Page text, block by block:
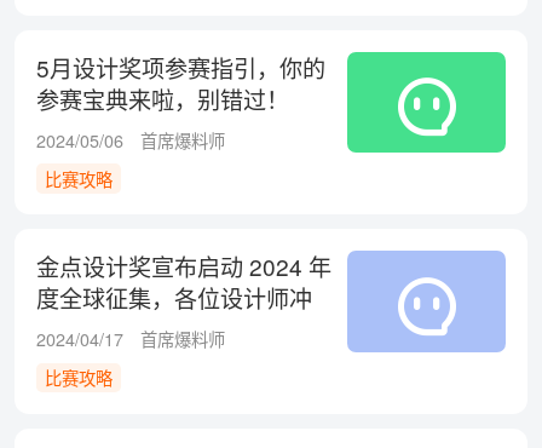
5月设计奖项参赛指引，你的
参赛宝典来啦，别错过！
2024/05/06
首席爆料师
比赛攻略
金点设计奖宣布启动 2024 年
度全球征集，各位设计师冲
鸭！
2024/04/17
首席爆料师
比赛攻略